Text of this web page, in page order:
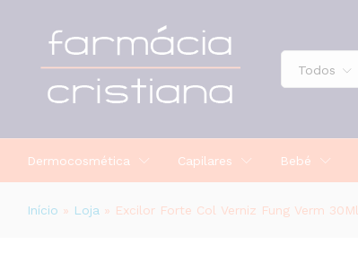
Todos
Dermocosmética Capilares Bebé
Início » Loja » Excilor Forte Col Verniz Fung Verm 30Ml